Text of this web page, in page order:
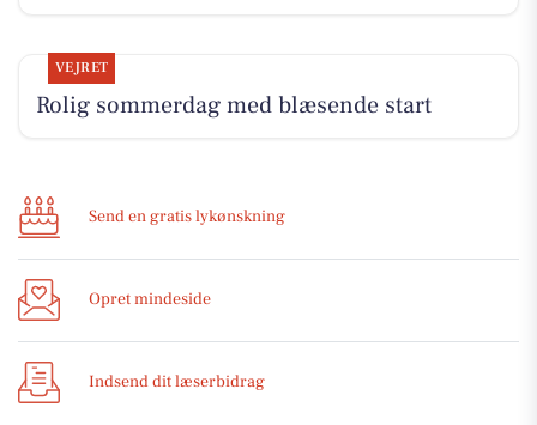
VEJRET
Rolig sommerdag med blæsende start
Send en gratis lykønskning
Opret mindeside
Indsend dit læserbidrag